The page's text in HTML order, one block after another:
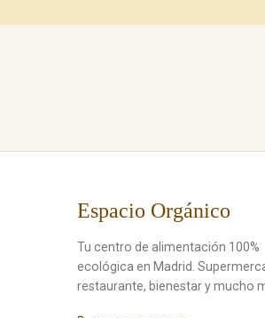
Espacio Orgánico
Tu centro de alimentación 100%
ecológica en Madrid.
restaurante, bienestar y mucho